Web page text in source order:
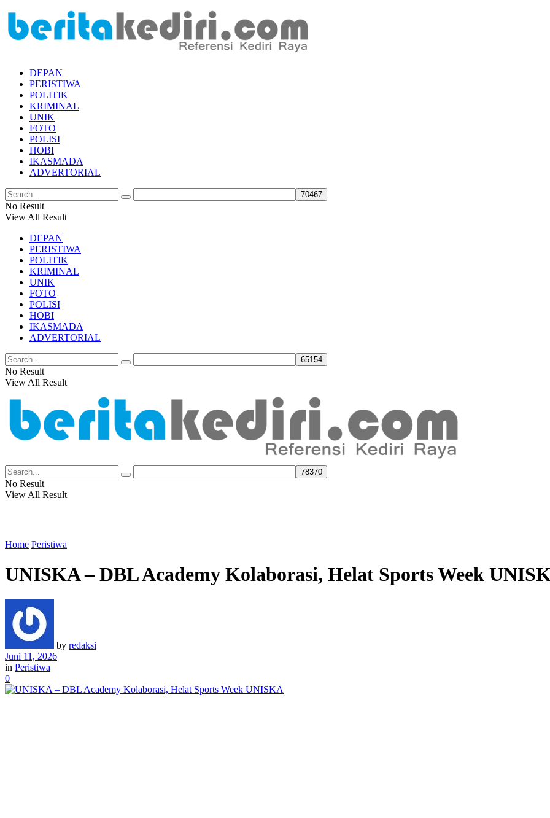
DEPAN
PERISTIWA
POLITIK
KRIMINAL
UNIK
FOTO
POLISI
HOBI
IKASMADA
ADVERTORIAL
No Result
View All Result
DEPAN
PERISTIWA
POLITIK
KRIMINAL
UNIK
FOTO
POLISI
HOBI
IKASMADA
ADVERTORIAL
No Result
View All Result
No Result
View All Result
Home Peristiwa
UNISKA – DBL Academy Kolaborasi, Helat Sports Week
by redaksi
Juni 11, 2026
in Peristiwa
0